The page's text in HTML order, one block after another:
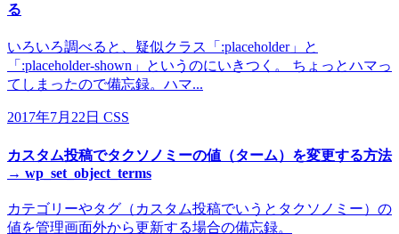
る
いろいろ調べると、疑似クラス「:placeholder」と
「:placeholder-shown」というのにいきつく。 ちょっとハマっ
てしまったので備忘録。ハマ...
2017年7月22日 CSS
カスタム投稿でタクソノミーの値（ターム）を変更する方法
→ wp_set_object_terms
カテゴリーやタグ（カスタム投稿でいうとタクソノミー）の
値を管理画面外から更新する場合の備忘録。